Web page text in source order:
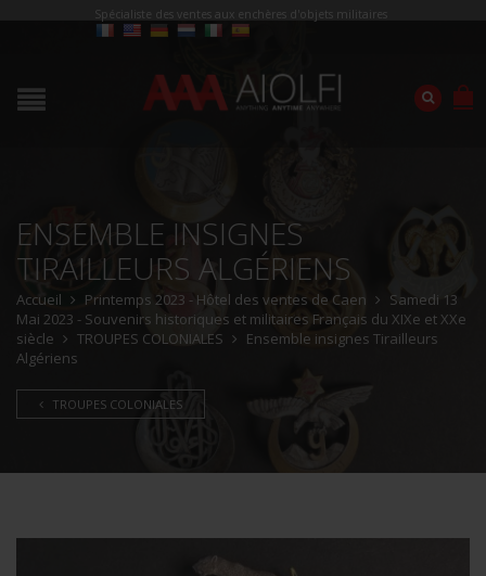
Spécialiste des ventes aux enchères d'objets militaires
ENSEMBLE INSIGNES
TIRAILLEURS ALGÉRIENS
Accueil Printemps 2023 - Hôtel des ventes de Caen
Samedi 13
Mai 2023 - Souvenirs historiques et militaires Français du XIXe et XXe
siècle
TROUPES COLONIALES
Ensemble insignes Tirailleurs
Algériens
TROUPES COLONIALES